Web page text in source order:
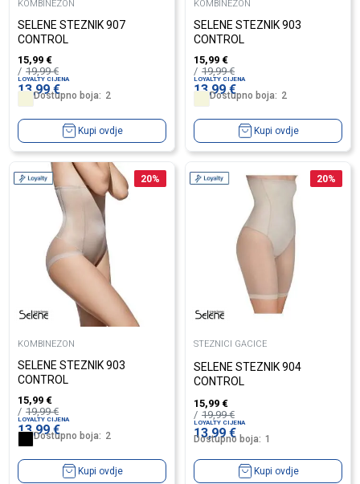
KOMBINEZON
SELENE STEZNIK 907
CONTROL
15,99 €
19,99€
LOYALTY CIJENA
13,99€
Dostupno boja: 2
Kupi ovdje
KOMBINEZON
SELENE STEZNIK 903
CONTROL
15,99 €
19,99€
LOYALTY CIJENA
13,99€
Dostupno boja: 2
Kupi ovdje
20%
KOMBINEZON
SELENE STEZNIK 903
CONTROL
15,99 €
19,99€
LOYALTY CIJENA
13,99€
Dostupno boja: 2
Kupi ovdje
20%
STEZNICI GACICE
SELENE STEZNIK 904
CONTROL
15,99 €
19,99€
LOYALTY CIJENA
13,99€
Dostupno boja: 1
Kupi ovdje